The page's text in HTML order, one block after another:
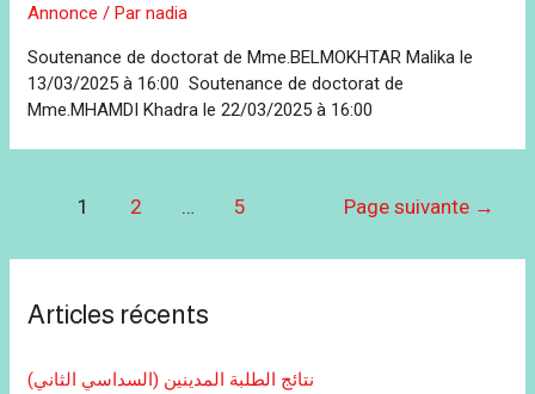
Annonce / Parnadia
Soutenance de doctorat de Mme.BELMOKHTAR Malika le
13/03/2025 à 16:00 Soutenance de doctorat de
Mme.MHAMDI Khadra le 22/03/2025 à 16:00
Navigation
1 2 … 5 Page suivante →
Articles récents
نتائج الطلبة المدينين (السداسي الثاني)